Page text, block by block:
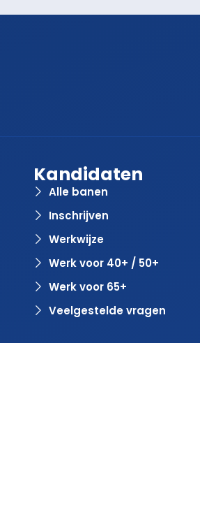
Kandidaten
Alle banen
Inschrijven
Werkwijze
Werk voor 40+ / 50+
Werk voor 65+
Veelgestelde vragen